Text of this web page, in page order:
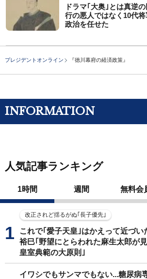
ドラマ｢大奥｣とは真逆
行の悪人ではなく10代
政治を任せた
プレジデントオンライン 『徳川幕府の経済政策』
INFORMATION
人気記事ランキング
1時間 週間 無料会
改正されど揺るがぬ｢長子優先｣
これで｢愛子天皇｣はかえって近づ
裕巳｢野望にとらわれた麻生太郎が
皇室典範の大原則｣
イワシでもサンマでもない...糖尿病